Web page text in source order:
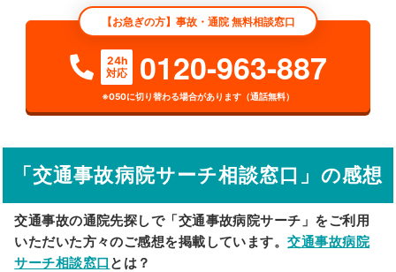
検索する
詳細条件で絞り込む
その他の検索方法
駅から探す 院名から探す
【お急ぎの方】事故・通院 無料相談窓口
24h
対応
0120-963-887
※050に切り替わる場合があります（通話無料）
「交通事故病院サーチ相談窓口」の感想
交通事故の通院先探しで「交通事故病院サーチ」をご利用
いただいた方々のご感想を掲載しています。交通事故病院
サーチ相談窓口 とは？